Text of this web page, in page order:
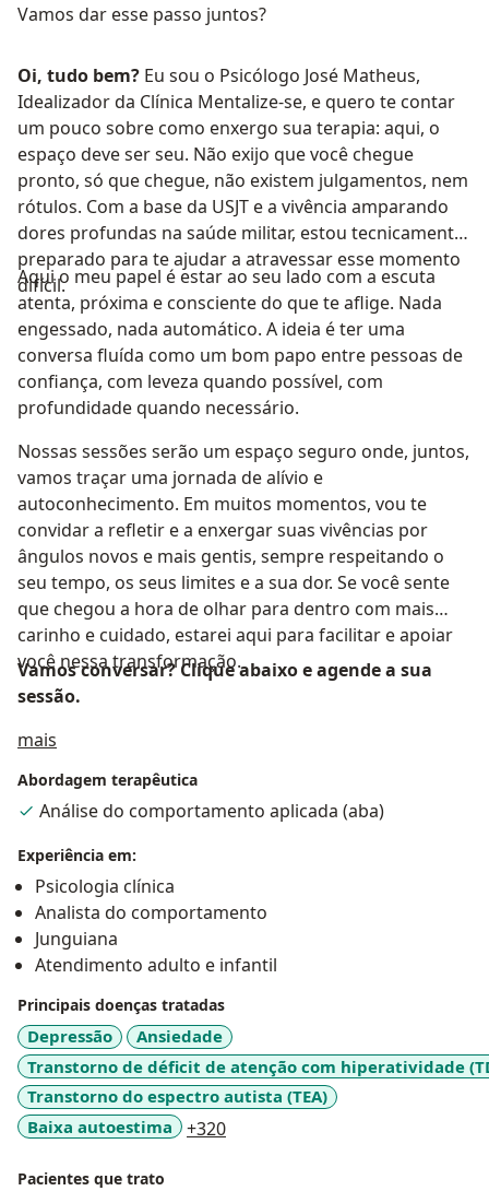
Vamos dar esse passo juntos?
Oi, tudo bem? Eu sou o Psicólogo José Matheus,
Idealizador da Clínica Mentalize-se, e quero te contar
um pouco sobre como enxergo sua terapia: aqui, o
espaço deve ser seu. Não exijo que você chegue
pronto, só que chegue, não existem julgamentos, nem
rótulos. Com a base da USJT e a vivência amparando
dores profundas na saúde militar, estou tecnicamente
preparado para te ajudar a atravessar esse momento
difícil.
Aqui o meu papel é estar ao seu lado com a escuta
atenta, próxima e consciente do que te aflige. Nada
engessado, nada automático. A ideia é ter uma
conversa fluída como um bom papo entre pessoas de
confiança, com leveza quando possível, com
profundidade quando necessário.
Nossas sessões serão um espaço seguro onde, juntos,
vamos traçar uma jornada de alívio e
autoconhecimento. Em muitos momentos, vou te
convidar a refletir e a enxergar suas vivências por
ângulos novos e mais gentis, sempre respeitando o
seu tempo, os seus limites e a sua dor. Se você sente
que chegou a hora de olhar para dentro com mais
carinho e cuidado, estarei aqui para facilitar e apoiar
você nessa transformação.
Vamos conversar? Clique abaixo e agende a sua
sessão.
mais
Abordagem terapêutica
Análise do comportamento aplicada (aba)
Experiência em:
Psicologia clínica
Analista do comportamento
Junguiana
Atendimento adulto e infantil
Principais doenças tratadas
Depressão
Ansiedade
Transtorno de déficit de atenção com hiperatividade
Transtorno do espectro autista (TEA)
Baixa autoestima
+320a11y_sr_more_diseases
Pacientes que trato